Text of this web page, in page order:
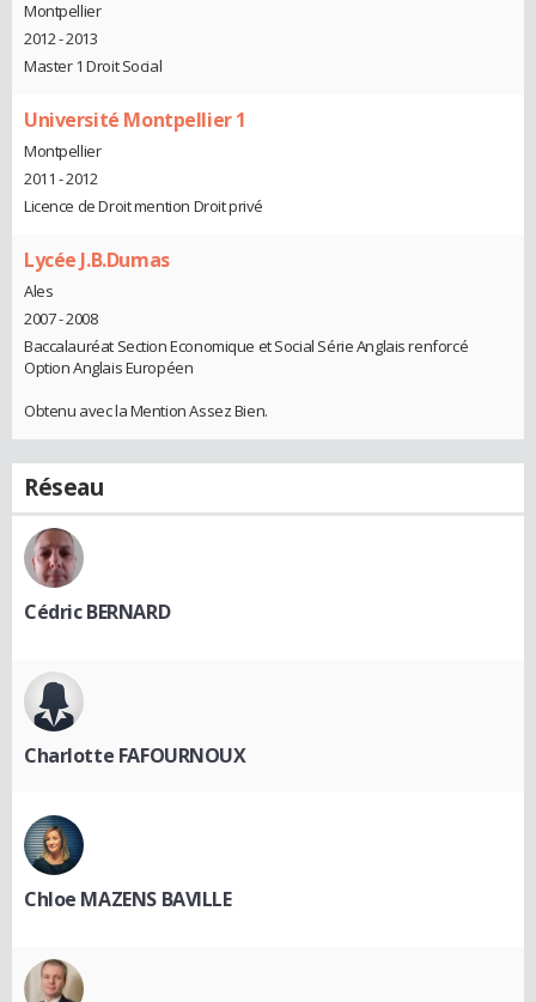
Montpellier
2012 - 2013
Master 1 Droit Social
Université Montpellier 1
Montpellier
2011 - 2012
Licence de Droit mention Droit privé
Lycée J.B.Dumas
Ales
2007 - 2008
Baccalauréat Section Economique et Social Série Anglais renforcé
Option Anglais Européen
Obtenu avec la Mention Assez Bien.
Réseau
Cédric BERNARD
Charlotte FAFOURNOUX
Chloe MAZENS BAVILLE